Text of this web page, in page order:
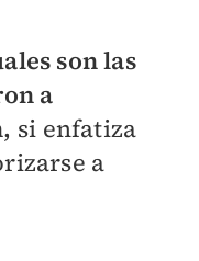
son las
a
si enfatiza
a